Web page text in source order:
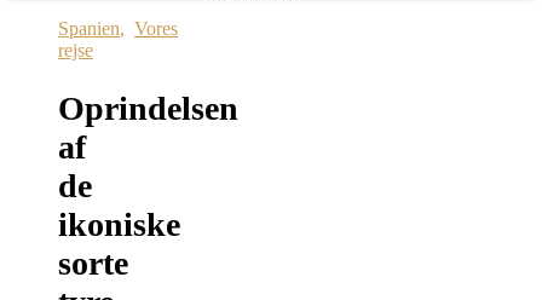
Spanien, Vores
rejse
Oprindelsen
af
de
ikoniske
sorte